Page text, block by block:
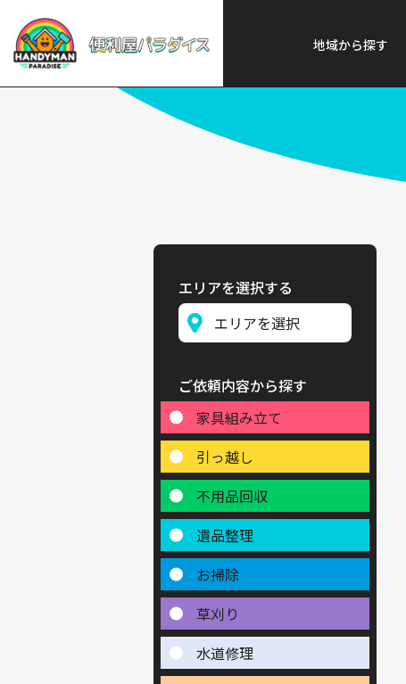
地域から探す
エリアを選択する
ご依頼内容から探す
家具組み立て
引っ越し
不用品回収
遺品整理
お掃除
草刈り
水道修理